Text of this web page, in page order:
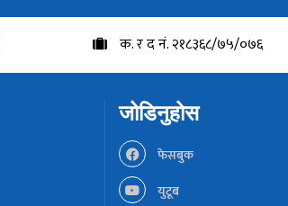
क. र द नं. २१८३६८/७५/०७६
जोडिनुहोस
फेसबुक
युटूब